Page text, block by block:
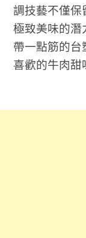
調技藝不僅保
極致美味的潛
帶一點筋的台
喜歡的牛肉甜